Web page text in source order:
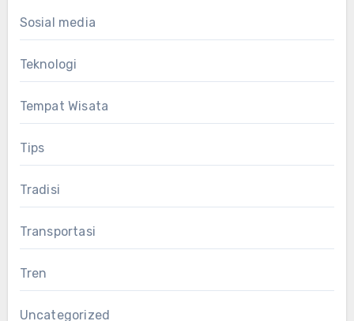
Sosial media
Teknologi
Tempat Wisata
Tips
Tradisi
Transportasi
Tren
Uncategorized